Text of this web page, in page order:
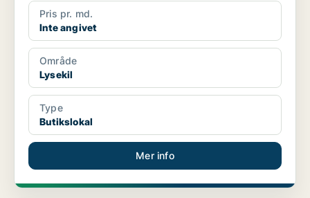
Pris pr. md.
Inte angivet
Område
Lysekil
Type
Butikslokal
Mer info